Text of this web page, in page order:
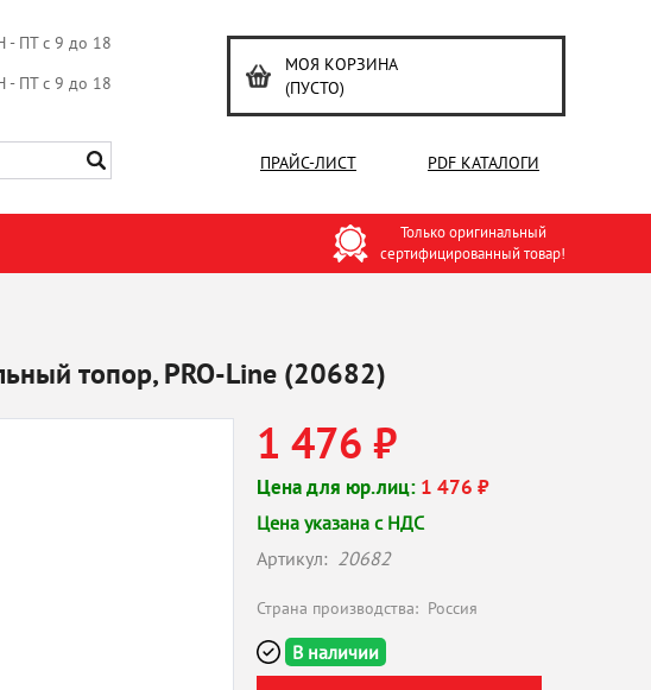
- ПТ с 9 до 18
- ПТ с 9 до 18
МОЯ КОРЗИНА
(ПУСТО)
ПРАЙС-ЛИСТ PDF КАТАЛОГИ
Только оригинальный
сертифицированный товар!
топор, PRO-Line (20682)
1 476 ₽
Цена для юр.лиц: 1 476 ₽
Цена указана с НДС
Артикул: 20682
Страна производства: Россия
В наличии